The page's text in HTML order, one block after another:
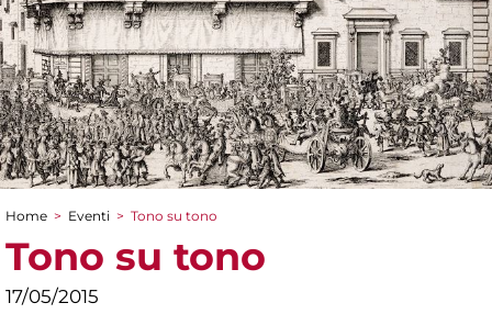
Tu sei qui
Home > Eventi > Tono su tono
Tono su tono
17/05/2015